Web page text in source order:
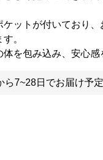
ットが付いており
。
を包み込み、安心感
ら7~28日でお届け予定